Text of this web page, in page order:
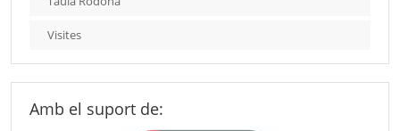
Visites
Amb el suport de: